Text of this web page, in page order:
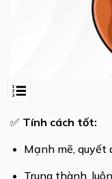
✅ Tính cách tốt:
Mạnh mẽ, quyết
Trung thành,